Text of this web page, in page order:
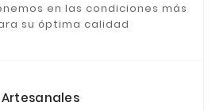
en las condiciones más
su óptima calidad